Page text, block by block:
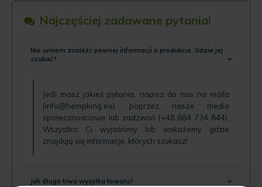
Najczęściej zadawane pytania!
Nie umiem znaleźć pewnej informacji o produkcie. Gdzie jej
szukać?
Jeśli masz jakieś pytania, napisz do nas na maila
(info@hempking.eu), poprzez nasze media
społecznościowe lub zadzwoń (+48 884 734 844).
Wszystko Ci wyjaśnimy lub wskażemy gdzie
znajdują się informacje, których szukasz!
Jak długo trwa wysyłka towaru?